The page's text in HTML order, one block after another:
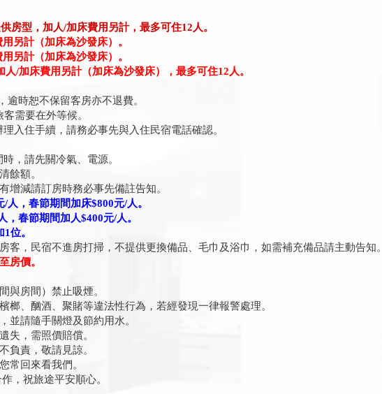
房型，加人/加床費用另計，最多可住12人。
另計（加床為沙發床）。
另計（加床為沙發床）。
/加床費用另計（加床為沙發床），最多可住12人。
時恕不保留客房亦不退費。
需要在外等候。
住手續，請務必事先與入住民宿電話確認。
，請先關冷氣、電源。
餘額。
增減請訂房時務必事先備註告知。
/人，春節期間加床$800元/人。
，春節期間加人$400元/人。
1位。
客，民宿不進房打掃，不提供更換備品、毛巾及浴巾，如需補充備品請主動告知。
房價。
與房間）禁止吸煙。
榔、酗酒、聚賭等違法性行為，若經發現一律報警處理。
並請隨手關燈及節約用水。
失，需照價賠償。
負責，敬請見諒。
常回來看我們。
，祝旅途平安順心。